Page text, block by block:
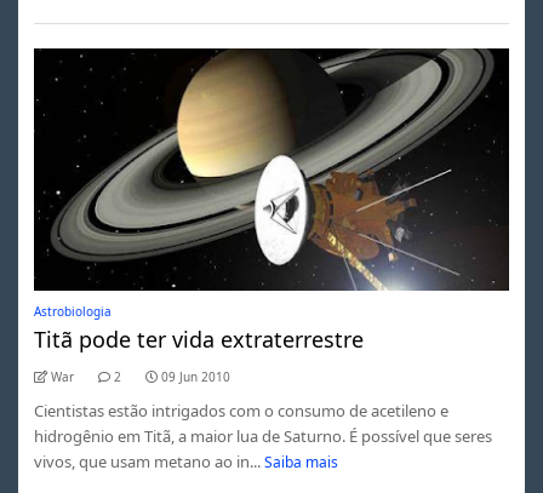
Astrobiologia
Titã pode ter vida extraterrestre
War 2 09 Jun 2010
Cientistas estão intrigados com o consumo de acetileno e
hidrogênio em Titã, a maior lua de Saturno. É possível que seres
vivos, que usam metano ao in... Saiba mais